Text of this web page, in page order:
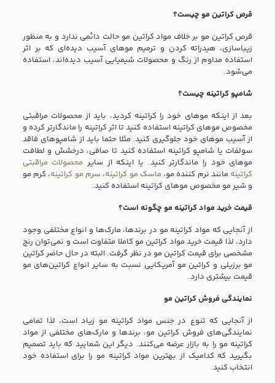
قرص کراتین مو چیست؟
قرص کراتین مو بر خلاف مواد کراتین مو حالت دائمی ندارد و به منظور
زیبا‌سازی، هیدراته کردن و ترمیم مو‌های آسیب دیده‌ای که بر اثر
استفاده مداوم از رنگ و محصولات شیمیایی آسیب دیده‌اند، استفاده
می‌شود.
شامپو کراتینه چیست؟
بعد از اینکه مو‌های خود را کراتینه کردید، باید از محصولات مراقبتی
مخصوص مو‌های کراتینه استفاده کنید تا اثر کراتینه را ماندگار‌تر کرده و
از آسیب مو‌های خود جلوگیری کنید. مثلا حتما باید از شامپو‌های فاقد
سولفات یا شامپو کراتینه استفاده کنید تا صافی، درخشش و لطافت
مو‌های خود را ماندگار‌تر کنید. یا اینکه از سایر محصولات مراقبتی
کراتینه مانند نرم‌ کننده مو، ماسک مو کراتینه، سرم مو کراتینه، کرم مو
و شیر مو مخصوص مو‌های کراتینه استفاده کنید.
قیمت خرید مواد کراتینه مو چگونه است؟
از آنجایی که مواد کراتینه مو در برند‌ها، مارک‌ها و انواع مختلفی وجود
دارد، لذا قیمت خرید مواد کراتین مو کاملا متفاوت است و نمی‌توان رنج
مشخصی برای قیمت کراتین مو در نظر گرفت. البته در حال حاضر کراتین
مو برزیلی و کراتین مو آمریکایی نسبت به سایر انواع کراتین‌های مو
قیمت بیشتری دارد.
نمایندگی فروش کراتین مو
از آنجایی که تنوع در جنس مواد کراتینه مو زیاد است، لذا تمامی
نمایندگی‌های فروش کراتین مو، برند‌ها و مارک‌های مختلفی از مواد
کراتینه مو را به بازار عرضه می‌کنند. دیگر این شمایید که باید تصمیم
بگیرید که کدامیک از بهترین مواد کراتینه مو را برای استفاده خود
انتخاب کنید.